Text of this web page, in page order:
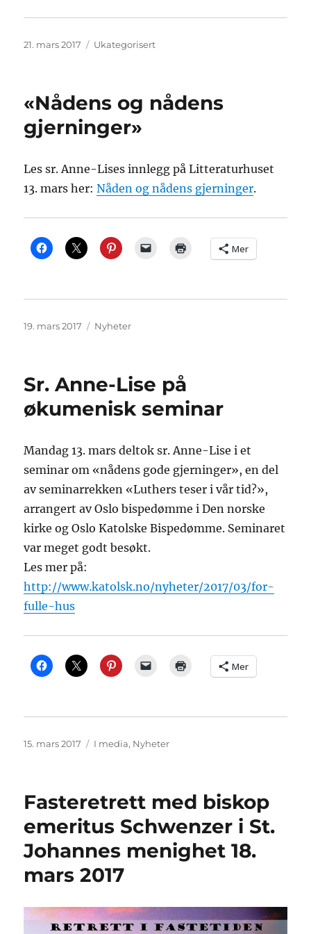
Publisert
21. mars 2017 Kategorier
Ukategorisert
«Nådens og nådens
gjerninger»
Les sr. Anne-Lises innlegg på Litteraturhuset
13. mars her:Nåden og nådens gjerninger.
Mer
Publisert
19. mars 2017 Kategorier
Nyheter
Sr. Anne-Lise på
økumenisk seminar
Mandag 13. mars deltok sr. Anne-Lise i et
seminar om «nådens gode gjerninger», en del
av seminarrekken «Luthers teser i vår tid?»,
arrangert av Oslo bispedømme i Den norske
kirke og Oslo Katolske Bispedømme. Seminaret
var meget godt besøkt.
Les mer på:
http://www.katolsk.no/nyheter/2017/03/for-
fulle-hus
Mer
Publisert
15. mars 2017 Kategorier
I media, Nyheter
Fasteretrett med biskop
emeritus Schwenzer i St.
Johannes menighet 18.
mars 2017